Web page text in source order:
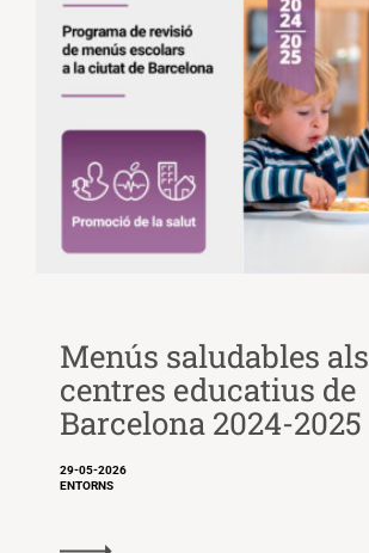
Menús saludables als
centres educatius de
Barcelona 2024-2025
29-05-2026
ENTORNS